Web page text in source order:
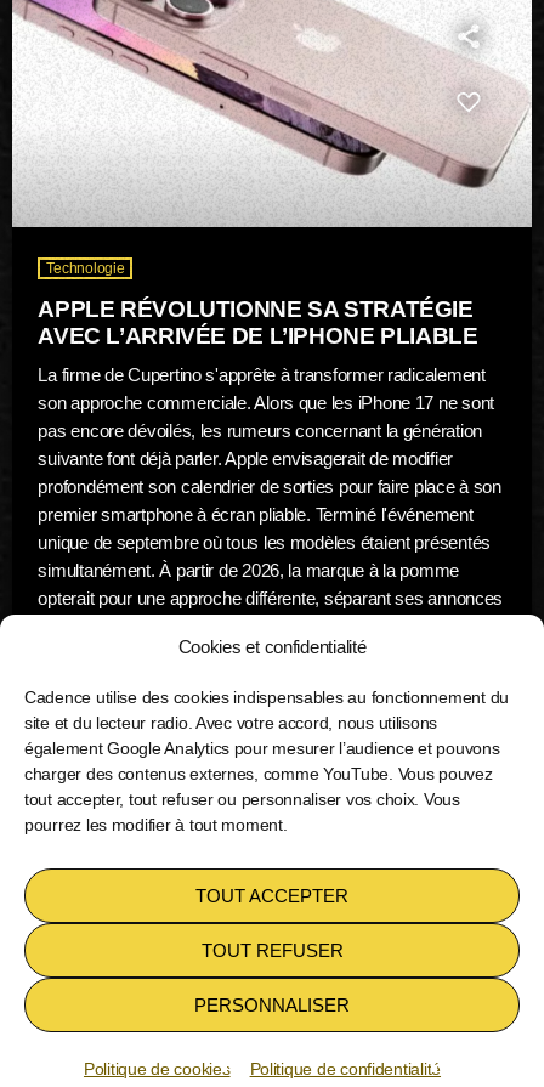
Cookies et confidentialité
Cadence utilise des cookies indispensables au fonctionnement du
site et du lecteur radio. Avec votre accord, nous utilisons
également Google Analytics pour mesurer l’audience et pouvons
charger des contenus externes, comme YouTube. Vous pouvez
tout accepter, tout refuser ou personnaliser vos choix. Vous
pourrez les modifier à tout moment.
TOUT ACCEPTER
TOUT REFUSER
PERSONNALISER
Politique de cookies Politique de confidentialité
Roamer
favorite
Technologie
APPLE RÉVOLUTIONNE SA STRATÉGIE
AVEC L’ARRIVÉE DE L’IPHONE PLIABLE
La firme de Cupertino s'apprête à transformer radicalement
son approche commerciale. Alors que les iPhone 17 ne sont
pas encore dévoilés, les rumeurs concernant la génération
suivante font déjà parler. Apple envisagerait de modifier
profondément son calendrier de sorties pour faire place à son
premier smartphone à écran pliable. Terminé l'événement
unique de septembre où tous les modèles étaient présentés
simultanément. À partir de 2026, la marque à la pomme
opterait pour une approche différente, séparant ses annonces
POLITIQUE DE COOKIES (UE)